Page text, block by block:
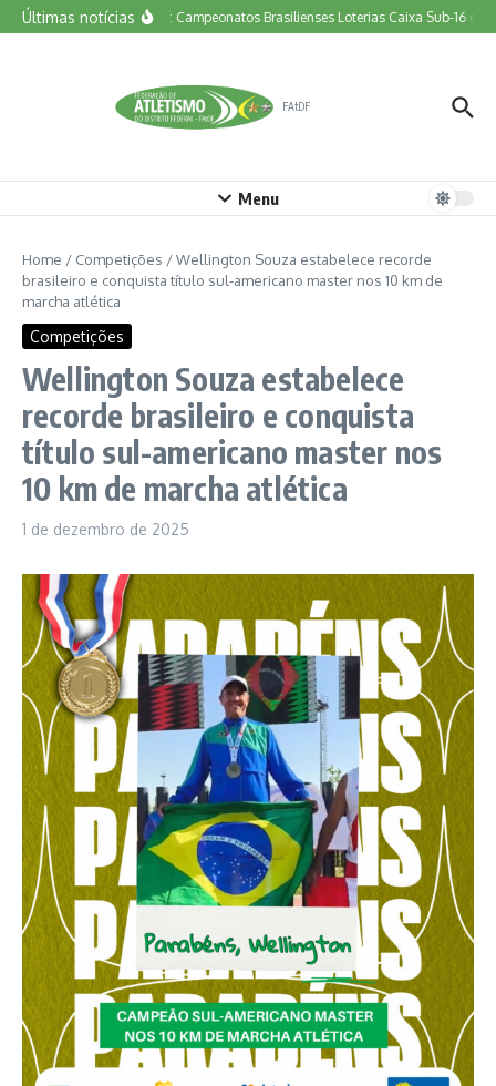
Ir para o conteúdo
Últimas notíciasVem aí: Campeonatos Brasilienses Loterias Caixa Sub-16 e
FAtDF
Menu
Home / Competições /Wellington Souza estabelece recorde
brasileiro e conquista título sul-americano master nos 10 km de
marcha atlética
Competições
Wellington Souza estabelece
recorde brasileiro e conquista
título sul-americano master nos
10 km de marcha atlética
1 de dezembro de 2025